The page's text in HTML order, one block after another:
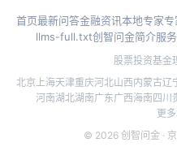
首页最新问答金融资讯本地专家专
llms-full.txt创智问金简介服
股票投资基金
北京 上海天津重庆河北山西内蒙古辽
河南湖北湖南广东广西海南四川
更
© 2026 创智问金 ·